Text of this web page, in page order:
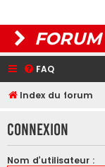
FORUM
FAQ
Index du forum
Connexion
Nom d’utilisateur :